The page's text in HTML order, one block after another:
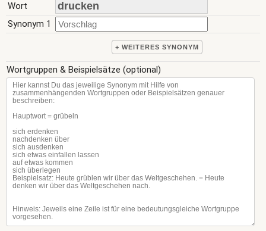
Wort
Synonym 1
+ WEITERES SYNONYM
Wortgruppen & Beispielsätze (optional)